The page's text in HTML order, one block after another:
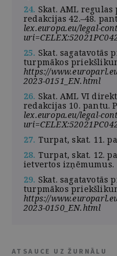
24. Skat. AML
redakcijas 42.–48.
lex.europa.eu/legal-
25. Skat. sagatavotās
turpmākos
https://
2023-0151_EN.html
26. Skat. AML VI
redakcijas 10. pantu.
lex.europa.eu/legal-
27. Turpat, skat. 11.
28. Turpat, skat. 12.
ietvertos izņēmumus.
29. Skat. sagatavotās
turpmākos
https://
2023-0150_EN.html
ATSAUCE UZ ŽURNĀLU